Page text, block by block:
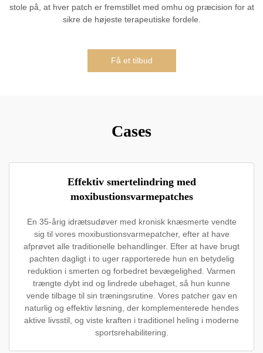
stole på, at hver patch er fremstillet med omhu og præcision for at
sikre de højeste terapeutiske fordele.
Få et tilbud
Cases
Effektiv smertelindring med
moxibustionsvarmepatches
En 35-årig idrætsudøver med kronisk knæsmerte vendte
sig til vores moxibustionsvarmepatcher, efter at have
afprøvet alle traditionelle behandlinger. Efter at have brugt
pachten dagligt i to uger rapporterede hun en betydelig
reduktion i smerten og forbedret bevægelighed. Varmen
trængte dybt ind og lindrede ubehaget, så hun kunne
vende tilbage til sin træningsrutine. Vores patcher gav en
naturlig og effektiv løsning, der komplementerede hendes
aktive livsstil, og viste kraften i traditionel heling i moderne
sportsrehabilitering.